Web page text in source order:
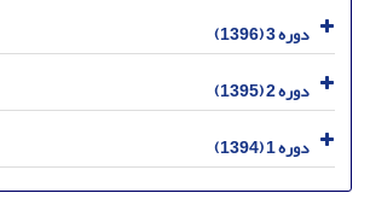
دوره 3 (1396)
دوره 2 (1395)
دوره 1 (1394)